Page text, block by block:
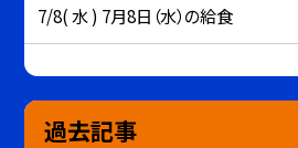
7/8( 水 ) 7月8日（水）の給食
過去記事